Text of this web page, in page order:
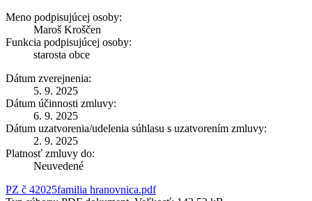
Meno podpisujúcej osoby:
Maroš Kroščen
Funkcia podpisujúcej osoby:
starosta obce
Dátum zverejnenia:
5. 9. 2025
Dátum účinnosti zmluvy:
6. 9. 2025
Dátum uzatvorenia/udelenia súhlasu s uzatvorením zmluvy:
2. 9. 2025
Platnosť zmluvy do:
Neuvedené
PZ č 42025familia hranovnica.pdf